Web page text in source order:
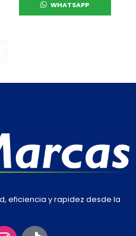
WHATSAPP
eficiencia y rapidez desde la